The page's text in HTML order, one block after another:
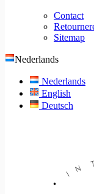
Contact
Sitemap
Nederlands
Nederlands
English
Deutsch